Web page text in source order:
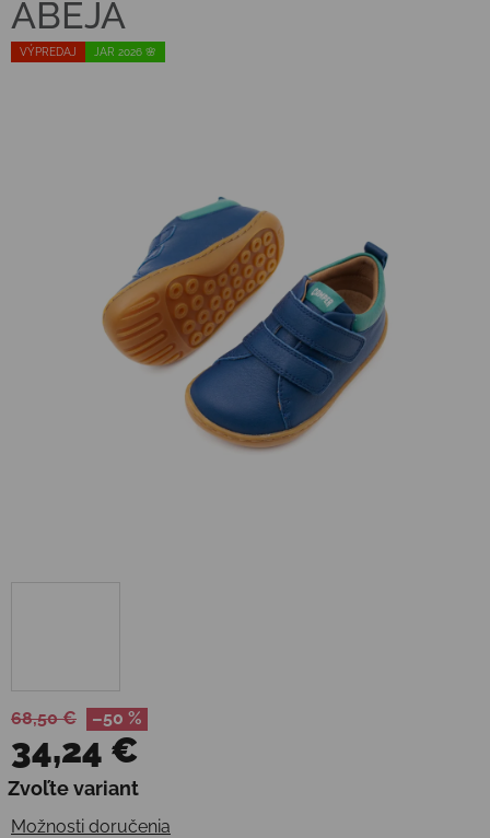
68,50 € –50 %
34,24 €
Jednotková cena:
Zvoľte variant
Možnosti doručenia
VÝPREDAJ JAR 2026 🌸
ABEJA